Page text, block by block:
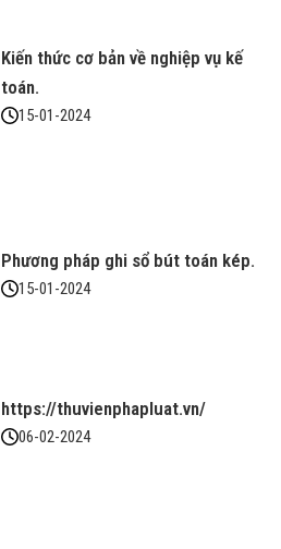
Kiến thức cơ bản về nghiệp vụ kế
toán.
15-01-2024
Phương pháp ghi sổ bút toán kép.
15-01-2024
https://thuvienphapluat.vn/
06-02-2024